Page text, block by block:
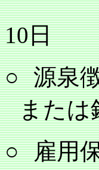
10日
○ 源泉
または
○ 雇用